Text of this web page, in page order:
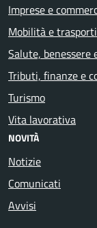
Imprese e
Mobilità e trasporti
Salute, benessere
Tributi, finanze e
Turismo
Vita lavorativa
NOVITÀ
Notizie
Comunicati
Avvisi